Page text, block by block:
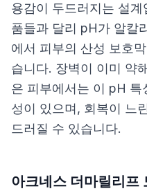
용감이 두드러지는 설
품들과 달리 pH가 알칼
에서 피부의 산성 보호
습니다. 장벽이 이미 약
은 피부에서는 이 pH 특
성이 있으며, 회복이 느
드러질 수 있습니다.
아크네스 더마릴리프